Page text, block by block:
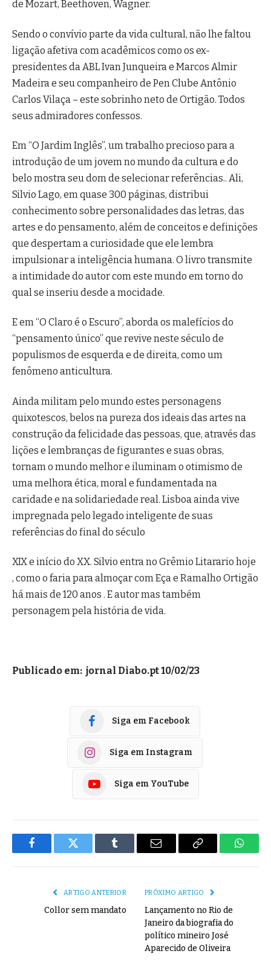
de Mozart, Beethoven, Wagner.
Sendo o convívio parte da vida cultural, não lhe faltou
ligação afetiva com acadêmicos como os ex-
presidentes da ABL Ivan Junqueira e Marcos Almir
Madeira e seu companheiro de Pen Clube Antônio
Carlos Vilaça – este sobrinho neto de Ortigão. Todos
seus admiradores confessos.
Em “O Jardim Inglês”, um trabalho precioso para a
introdução de um jovem no mundo da cultura e do
belo mostra seu dom de selecionar referências.. Ali,
Silvio Lago, em quase 300 páginas, distribui
conhecimento sobre personalidades das letras, das
artes e do pensamento, além de conceitos e definições
que despertam a curiosidade que ele lembra
impulsionar a inteligência humana. O livro transmite
a intimidade do autor com este mundo em torno do
qual se inseriu desde a mocidade.
E em “O Claro é o Escuro”, aborda os malefícios do
“pensamento único” que revive neste século de
populismos de esquerda e de direita, como um
fenômeno anticultura.
Ainda militam pelo mundo estes personagens
quixotescos, belos na pureza dos ideais das artes na
construção da felicidade das pessoas, que, através das
lições e lembranças de figurantes e suas obras,
tornam o mundo melhor e iluminam o otimismo de
uma melhora ética, moral e fundamentada na
caridade e na solidariedade real. Lisboa ainda vive
impregnada pelo legado inteligente de suas
referências do final do século
XIX e início do XX. Silvio entra no Grêmio Litarario hoje
, como o faria para almoçar com Eça e Ramalho Ortigão
há mais de 120 anos . E autor mas também
personagem pela história de vida.
Publicado em: jornal Diabo.pt 10/02/23
Siga em Facebook
Siga em Instagram
Siga em YouTube
FacebookTwitter Tumblr
E-
Copiar
ARTIGO ANTERIOR
Collor sem mandato
PRÓXIMO ARTIGO
Lançamento no Rio de
Janeiro da biografia do
político mineiro José
Aparecido de Oliveira